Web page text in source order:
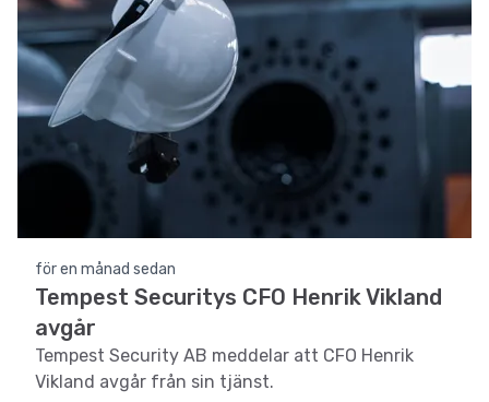
för en månad sedan
Tempest Securitys CFO Henrik Vikland
avgår
Tempest Security AB meddelar att CFO Henrik
Vikland avgår från sin tjänst.